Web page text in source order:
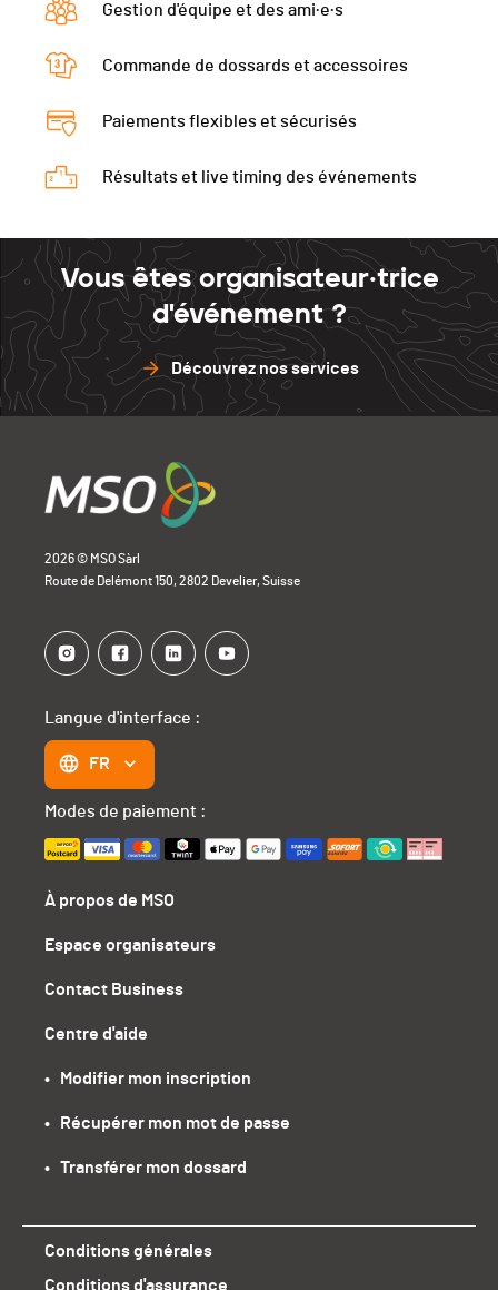
Gestion d'équipe et des ami·e·s
Commande de dossards et accessoires
Paiements flexibles et sécurisés
Résultats et live timing des événements
Vous êtes organisateur·trice
d'événement ?
Découvrez nos services
2026 © MSO Sàrl
Route de Delémont 150, 2802 Develier, Suisse
À propos de MSO
Espace organisateurs
Contact Business
Centre d'aide
•   Modifier mon inscription
•   Récupérer mon mot de passe
•   Transférer mon dossard
Langue d'interface :
FR
Modes de paiement :
Conditions générales
Conditions d'assurance